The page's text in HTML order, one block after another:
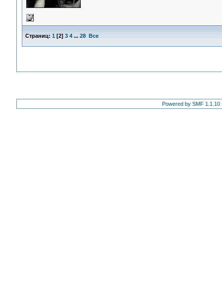
Страниц: 1 [2] 3 4 ... 28 Все
Powered by SMF 1.1.10